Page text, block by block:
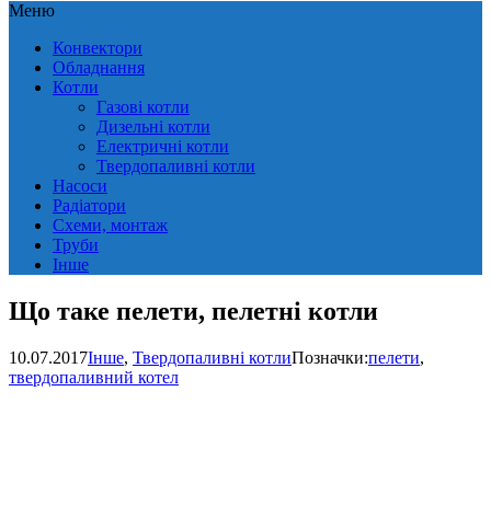
Меню
Конвектори
Обладнання
Котли
Газові котли
Дизельні котли
Електричні котли
Твердопаливні котли
Насоси
Радіатори
Схеми, монтаж
Труби
Інше
Що таке пелети, пелетні котли
10.07.2017Інше, Твердопаливні котлиПозначки:пелети,
твердопаливний котел